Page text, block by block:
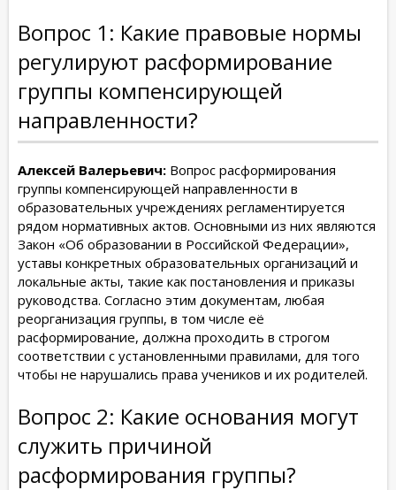
Вопрос 1: Какие правовые нормы
регулируют расформирование
группы компенсирующей
направленности?
Алексей Валерьевич: Вопрос расформирования
группы компенсирующей направленности в
образовательных учреждениях регламентируется
рядом нормативных актов. Основными из них являются
Закон «Об образовании в Российской Федерации»,
уставы конкретных образовательных организаций и
локальные акты, такие как постановления и приказы
руководства. Согласно этим документам, любая
реорганизация группы, в том числе её
расформирование, должна проходить в строгом
соответствии с установленными правилами, для того
чтобы не нарушались права учеников и их родителей.
Вопрос 2: Какие основания могут
служить причиной
расформирования группы?